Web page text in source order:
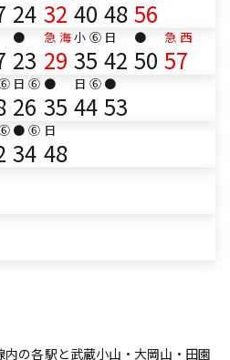
24 32 40 48 56
●
23
急 海
29
小 ⑥
35
日
42
●
50
急 西
57
日 ⑥
26
●
35
日 ⑥
44
●
53
● ⑥
34
日
48
内の各駅と武蔵小山・大岡山・田園